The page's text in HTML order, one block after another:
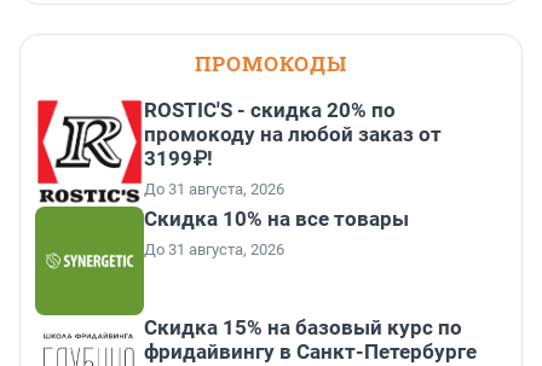
ПРОМОКОДЫ
ROSTIC'S - скидка 20% по
промокоду на любой заказ от
3199₽!
До 31 августа, 2026
Скидка 10% на все товары
До 31 августа, 2026
Скидка 15% на базовый курс по
фридайвингу в Санкт-Петербурге